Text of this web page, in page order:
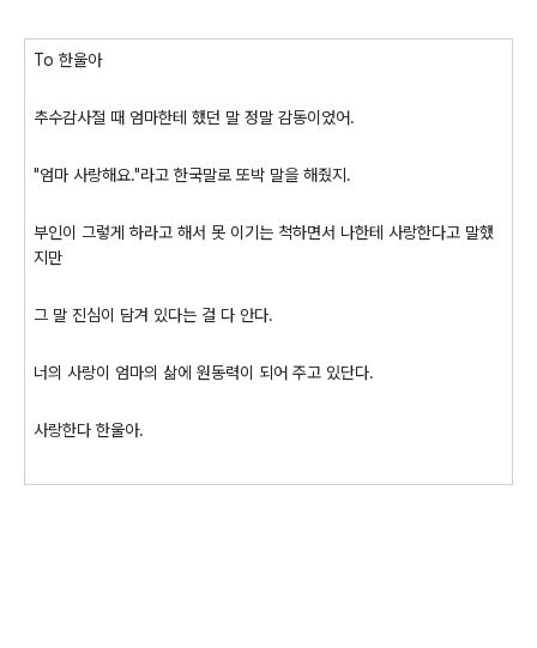
To 한울아
추수감사절 때 엄마한테 했던 말 정말 감동이었어.
"엄마 사랑해요."라고 한국말로 또박 말을 해줬지.
부인이 그렇게 하라고 해서 못 이기는 척하면서 나한테 사랑한다고 말했
지만
그 말 진심이 담겨 있다는 걸 다 안다.
너의 사랑이 엄마의 삶에 원동력이 되어 주고 있단다.
사랑한다 한울아.